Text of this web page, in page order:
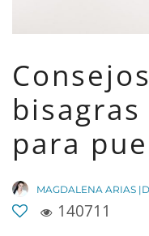
para
MAGDALENA ARIAS
140711